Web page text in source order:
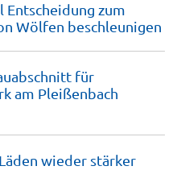
Entscheidung zum
Wölfen beschleunigen
für
am Pleißenbach
wieder stärker